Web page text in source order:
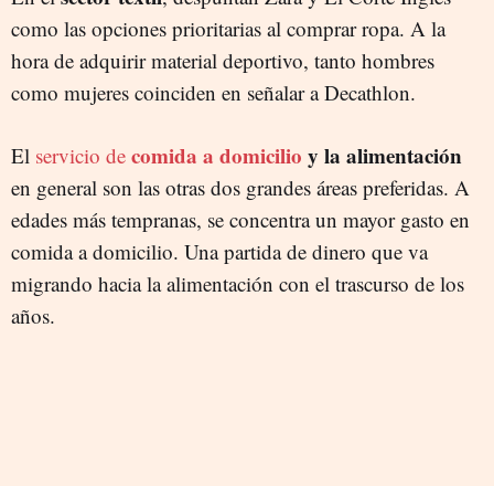
como las opciones prioritarias al comprar ropa. A la
hora de adquirir material deportivo, tanto hombres
como mujeres coinciden en señalar a Decathlon.
El servicio de comida a domicilio y la alimentación
en general son las otras dos grandes áreas preferidas. A
edades más tempranas, se concentra un mayor gasto en
comida a domicilio. Una partida de dinero que va
migrando hacia la alimentación con el trascurso de los
años.